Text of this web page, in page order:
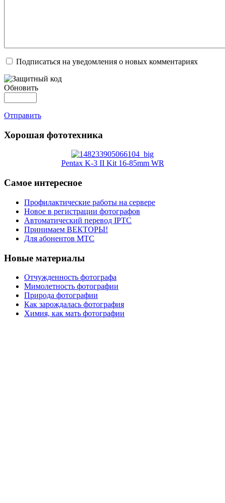
Подписаться на уведомления о новых комментариях
Обновить
Отправить
Хорошая фототехника
Pentax K-3 II Kit 16-85mm WR
Самое интересное
Профилактические работы на сервере
Новое в регистрации фотографов
Автоматический перевод IPTC
Принимаем ВЕКТОРЫ!
Для абонентов МТС
Новые материалы
Отчужденность фотографа
Мимолетность фотографии
Природа фотографии
Как зарождалась фотография
Химия, как мать фотографии